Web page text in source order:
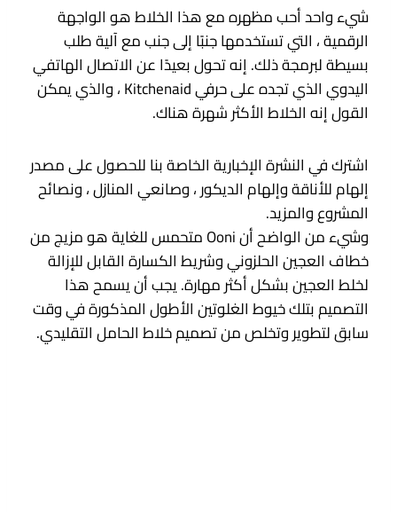
شيء واحد أحب مظهره مع هذا الخلاط هو الواجهة
الرقمية ، التي تستخدمها جنبًا إلى جنب مع آلية طلب
بسيطة لبرمجة ذلك. إنه تحول بعيدًا عن الاتصال الهاتفي
اليدوي الذي تجده على حرفي Kitchenaid ، والذي يمكن
القول إنه الخلاط الأكثر شهرة هناك.
اشترك في النشرة الإخبارية الخاصة بنا للحصول على مصدر
إلهام للأناقة وإلهام الديكور ، وصانعي المنازل ، ونصائح
المشروع والمزيد.
وشيء من الواضح أن Ooni متحمس للغاية هو مزيج من
خطاف العجين الحلزوني وشريط الكسارة القابل للإزالة
لخلط العجين بشكل أكثر مهارة. يجب أن يسمح هذا
التصميم بتلك خيوط الغلوتين الأطول المذكورة في وقت
سابق لتطوير وتخلص من تصميم خلاط الحامل التقليدي.